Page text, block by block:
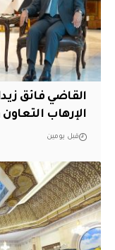
القاضي فائق
الإرهاب
قبل يومين